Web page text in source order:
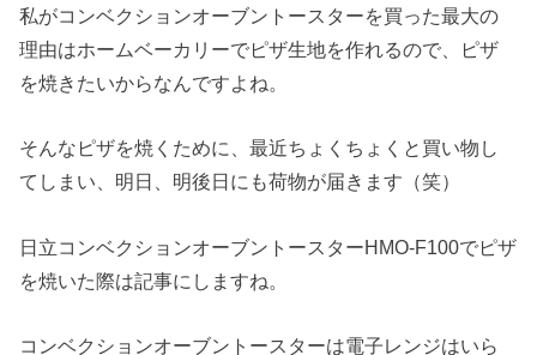
私がコンベクションオーブントースターを買った最大の
理由はホームベーカリーでピザ生地を作れるので、ピザ
を焼きたいからなんですよね。
そんなピザを焼くために、最近ちょくちょくと買い物し
てしまい、明日、明後日にも荷物が届きます（笑）
日立コンベクションオーブントースターHMO-F100でピザ
を焼いた際は記事にしますね。
コンベクションオーブントースターは電子レンジはいら